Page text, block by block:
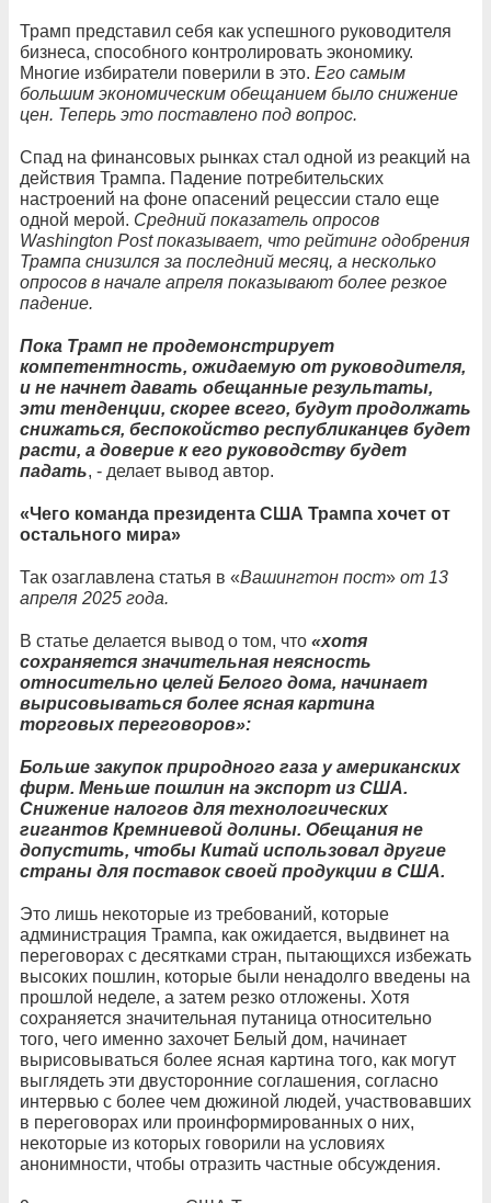
Трамп представил себя как успешного руководителя
бизнеса, способного контролировать экономику.
Многие избиратели поверили в это. Его самым
большим экономическим обещанием было снижение
цен. Теперь это поставлено под вопрос.
Спад на финансовых рынках стал одной из реакций на
действия Трампа. Падение потребительских
настроений на фоне опасений рецессии стало еще
одной мерой. Средний показатель опросов
Washington Post показывает, что рейтинг одобрения
Трампа снизился за последний месяц, а несколько
опросов в начале апреля показывают более резкое
падение.
Пока Трамп не продемонстрирует
компетентность, ожидаемую от руководителя,
и не начнет давать обещанные результаты,
эти тенденции, скорее всего, будут продолжать
снижаться, беспокойство республиканцев будет
расти, а доверие к его руководству будет
падать, - делает вывод автор.
«Чего команда президента США Трампа хочет от
остального мира»
Так озаглавлена статья в «Вашингтон пост» от 13
апреля 2025 года.
В статье делается вывод о том, что «хотя
сохраняется значительная неясность
относительно целей Белого дома, начинает
вырисовываться более ясная картина
торговых переговоров»:
Больше закупок природного газа у американских
фирм. Меньше пошлин на экспорт из США.
Снижение налогов для технологических
гигантов Кремниевой долины. Обещания не
допустить, чтобы Китай использовал другие
страны для поставок своей продукции в США.
Это лишь некоторые из требований, которые
администрация Трампа, как ожидается, выдвинет на
переговорах с десятками стран, пытающихся избежать
высоких пошлин, которые были ненадолго введены на
прошлой неделе, а затем резко отложены. Хотя
сохраняется значительная путаница относительно
того, чего именно захочет Белый дом, начинает
вырисовываться более ясная картина того, как могут
выглядеть эти двусторонние соглашения, согласно
интервью с более чем дюжиной людей, участвовавших
в переговорах или проинформированных о них,
некоторые из которых говорили на условиях
анонимности, чтобы отразить частные обсуждения.